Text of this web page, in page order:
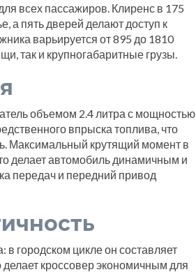
всех пассажиров. Клиренс в 175
а пять дверей делают доступ к
варьируется от 895 до 1810
так и крупногабаритные грузы.
объемом 2.4 литра с мощностью
впрыска топлива, что
Максимальный крутящий момент в
делает автомобиль динамичным и
передач и передний привод
городском цикле он составляет
делает кроссовер экономичным для